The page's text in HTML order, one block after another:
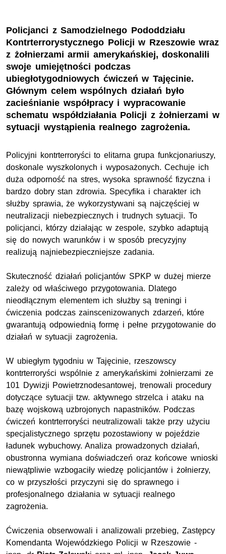
Policjanci z Samodzielnego Pododdziału
Kontrterrorystycznego Policji w Rzeszowie wraz
z żołnierzami armii amerykańskiej, doskonalili
swoje umiejętności podczas
ubiegłotygodniowych ćwiczeń w Tajęcinie.
Głównym celem wspólnych działań było
zacieśnianie współpracy i wypracowanie
schematu współdziałania Policji z żołnierzami w
sytuacji wystąpienia realnego zagrożenia.
Policyjni kontrterroryści to elitarna grupa funkcjonariuszy,
doskonale wyszkolonych i wyposażonych. Cechuje ich
duża odporność na stres, wysoka sprawność fizyczna i
bardzo dobry stan zdrowia. Specyfika i charakter ich
służby sprawia, że wykorzystywani są najczęściej w
neutralizacji niebezpiecznych i trudnych sytuacji. To
policjanci, którzy działając w zespole, szybko adaptują
się do nowych warunków i w sposób precyzyjny
realizują najniebezpieczniejsze zadania.
Skuteczność działań policjantów SPKP w dużej mierze
zależy od właściwego przygotowania. Dlatego
nieodłącznym elementem ich służby są treningi i
ćwiczenia podczas zainscenizowanych zdarzeń, które
gwarantują odpowiednią formę i pełne przygotowanie do
działań w sytuacji zagrożenia.
W ubiegłym tygodniu w Tajęcinie, rzeszowscy
kontrterroryści wspólnie z amerykańskimi żołnierzami ze
101 Dywizji Powietrznodesantowej, trenowali procedury
dotyczące sytuacji tzw. aktywnego strzelca i ataku na
bazę wojskową uzbrojonych napastników. Podczas
ćwiczeń kontrterroryści neutralizowali także przy użyciu
specjalistycznego sprzętu pozostawiony w pojeździe
ładunek wybuchowy. Analiza prowadzonych działań,
obustronna wymiana doświadczeń oraz końcowe wnioski
niewątpliwie wzbogaciły wiedzę policjantów i żołnierzy,
co w przyszłości przyczyni się do sprawnego i
profesjonalnego działania w sytuacji realnego
zagrożenia.
Ćwiczenia obserwowali i analizowali przebieg, Zastępcy
Komendanta Wojewódzkiego Policji w Rzeszowie -